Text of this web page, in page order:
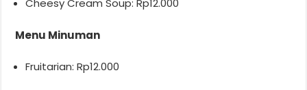
Cheesy Cream Soup: Rp12.000
Menu Minuman
Fruitarian: Rp12.000